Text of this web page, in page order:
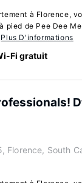
à Florence,
pied de Pee Dee
Plus D'informations
Fi gratuit
Florence, South